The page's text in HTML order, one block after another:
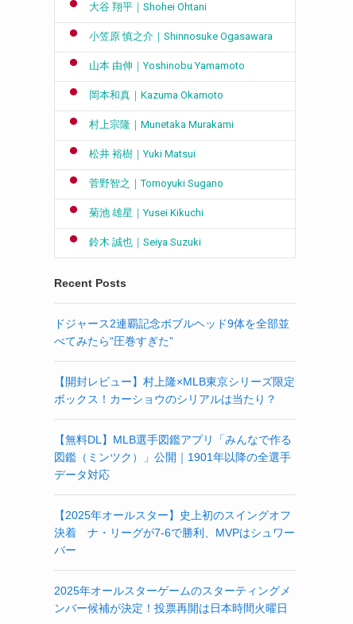
大谷 翔平｜Shohei Ohtani
小笠原 慎之介｜Shinnosuke Ogasawara
山本 由伸｜Yoshinobu Yamamoto
岡本和真｜Kazuma Okamoto
村上宗隆｜Munetaka Murakami
松井 裕樹｜Yuki Matsui
菅野智之｜Tomoyuki Sugano
菊池 雄星｜Yusei Kikuchi
鈴木 誠也｜Seiya Suzuki
Recent Posts
ドジャース2連覇記念ボブルヘッド9体を全部並
べてみたら“圧巻すぎた”
【開封レビュー】村上隆×MLB東京シリーズ限定
ボックス！カーショウのシリアルは当たり？
【無料DL】MLB選手図鑑アプリ「みんなで作る
図鑑（ミンツク）」公開｜1901年以降の全選手
データ対応
【2025年オールスター】史上初のスイングオフ
決着 ナ・リーグが7-6で勝利、MVPはシュワー
バー
2025年オールスターゲームのスターティングメ
ンバー候補が決定！投票再開は日本時間火曜日